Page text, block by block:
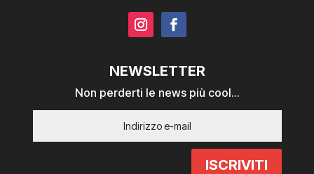
NEWSLETTER
Non perderti le news più cool...
ISCRIVITI